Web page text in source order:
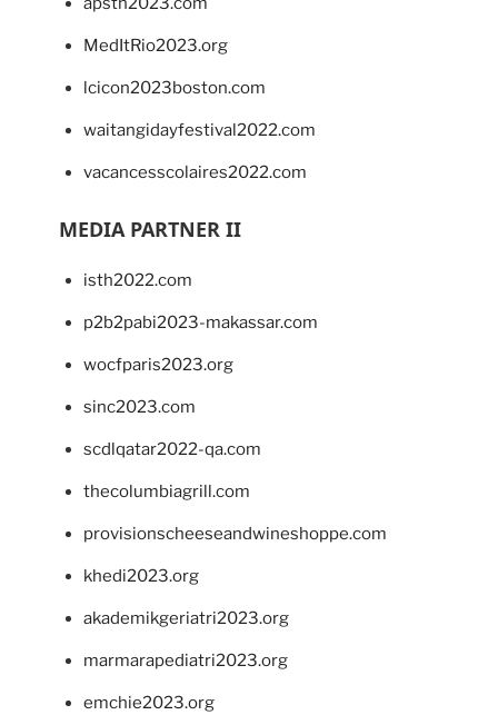
MedItRio2023.org
lcicon2023boston.com
waitangidayfestival2022.com
vacancesscolaires2022.com
MEDIA PARTNER II
isth2022.com
p2b2pabi2023-makassar.com
wocfparis2023.org
sinc2023.com
scdlqatar2022-qa.com
thecolumbiagrill.com
provisionscheeseandwineshoppe.com
khedi2023.org
akademikgeriatri2023.org
marmarapediatri2023.org
emchie2023.org